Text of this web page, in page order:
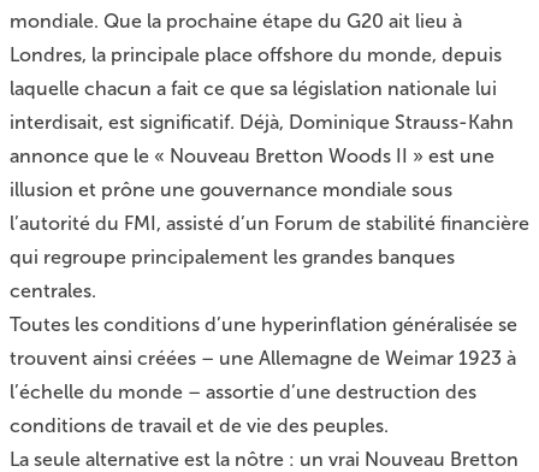
mondiale. Que la prochaine étape du G20 ait lieu à
Londres, la principale place offshore du monde, depuis
laquelle chacun a fait ce que sa législation nationale lui
interdisait, est significatif. Déjà, Dominique Strauss-Kahn
annonce que le « Nouveau Bretton Woods II » est une
illusion et prône une gouvernance mondiale sous
l’autorité du FMI, assisté d’un Forum de stabilité financière
qui regroupe principalement les grandes banques
centrales.
Toutes les conditions d’une hyperinflation généralisée se
trouvent ainsi créées – une Allemagne de Weimar 1923 à
l’échelle du monde – assortie d’une destruction des
conditions de travail et de vie des peuples.
La seule alternative est la nôtre : un vrai Nouveau Bretton